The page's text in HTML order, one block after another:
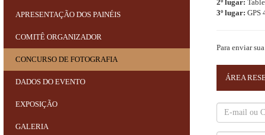
APRESENTAÇÃO DOS PAINÉIS
COMITÊ ORGANIZADOR
CONCURSO DE FOTOGRAFIA
DADOS DO EVENTO
EXPOSIÇÃO
GALERIA
2º lugar:
3º lugar: GPS
Para enviar
ÁREA